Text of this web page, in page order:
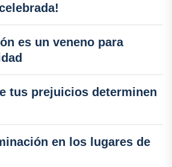
es un veneno para
tus prejuicios determinen
en los lugares de